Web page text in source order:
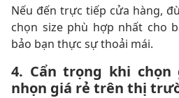
Nếu đến trực tiếp cửa hàng,
chọn size phù hợp nhất cho
bảo bạn thực sự thoải mái.
4. Cẩn trọng khi
nhọn giá rẻ trên thị